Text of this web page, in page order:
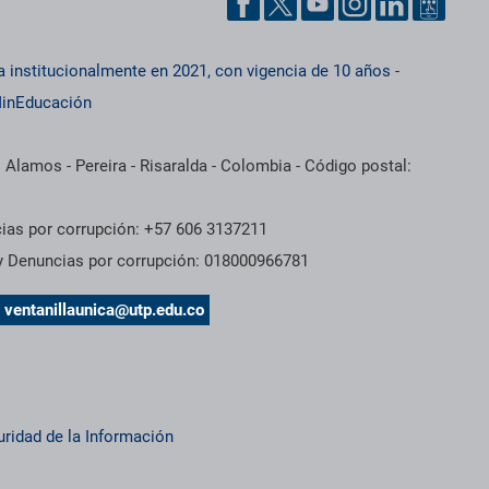
institucionalmente en 2021, con vigencia de 10 años -
Alamos - Pereira - Risaralda - Colombia - Código postal:
por corrupción: +57 606 3137211
por corrupción: 018000966781
ventanillaunica@utp.edu.co
de la Información